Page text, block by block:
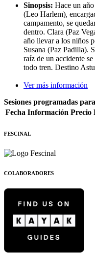
Sinopsis: Hace un
(Leo Harlem),
campamento, se
dentro. Clara (Paz
año llevar a los niños
Susana (Paz Padilla).
raíz de un accidente
todo tren. Destino
Ver más información
Sesiones programadas
Fecha Información Precio
FESCINAL
COLABORADORES